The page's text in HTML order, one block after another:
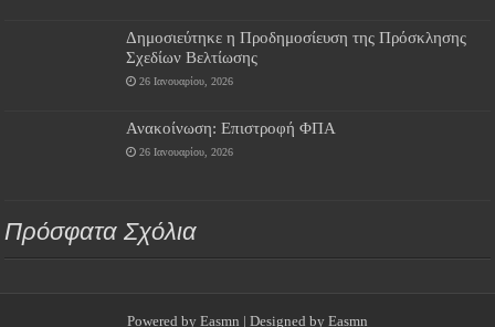
Δημοσιεύτηκε η Προδημοσίευση της Πρόσκλησης
Σχεδίων Βελτίωσης
26 Ιανουαρίου, 2026
Ανακοίνωση: Επιστροφή ΦΠΑ
26 Ιανουαρίου, 2026
Πρόσφατα Σχόλια
Powered by Easmn | Designed by Easmn